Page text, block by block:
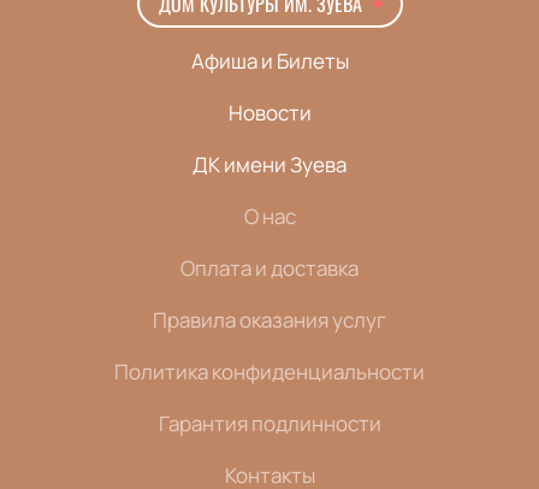
Афиша и Билеты
Новости
ДК имени Зуева
О нас
Оплата и доставка
Правила оказания услуг
Политика конфиденциальности
Гарантия подлинности
Контакты